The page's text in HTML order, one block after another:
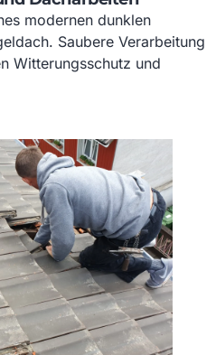
modernen dunklen
Saubere Verarbeitung
Witterungsschutz und